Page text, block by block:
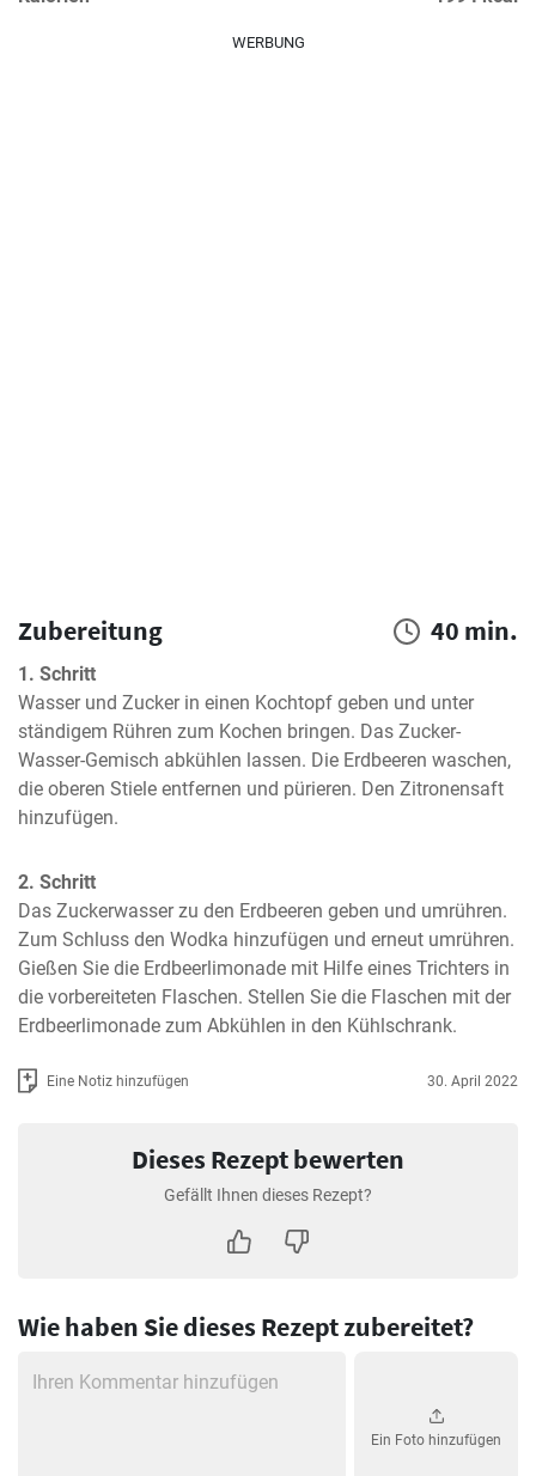
WERBUNG
Zubereitung 40 min.
1. Schritt
Wasser und Zucker in einen Kochtopf geben und unter
ständigem Rühren zum Kochen bringen. Das Zucker-
Wasser-Gemisch abkühlen lassen. Die Erdbeeren waschen,
die oberen Stiele entfernen und pürieren. Den Zitronensaft
hinzufügen.
2. Schritt
Das Zuckerwasser zu den Erdbeeren geben und umrühren.
Zum Schluss den Wodka hinzufügen und erneut umrühren.
Gießen Sie die Erdbeerlimonade mit Hilfe eines Trichters in
die vorbereiteten Flaschen. Stellen Sie die Flaschen mit der
Erdbeerlimonade zum Abkühlen in den Kühlschrank.
Eine Notiz hinzufügen 30. April 2022
Dieses Rezept bewerten
Gefällt Ihnen dieses Rezept?
Wie haben Sie dieses Rezept zubereitet?
Ein Foto hinzufügen